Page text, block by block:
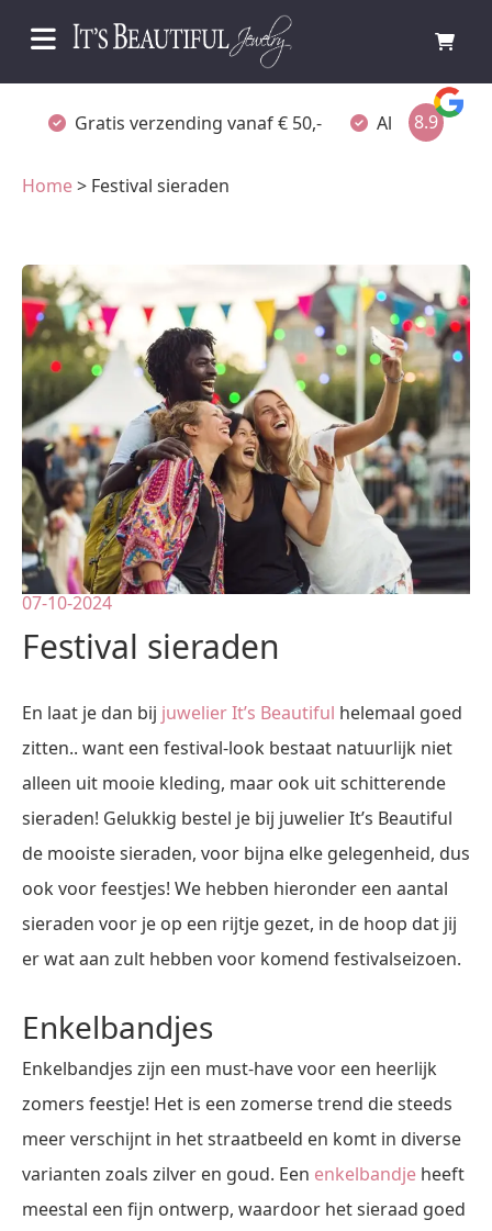
Gratis verzending vanaf € 50,- Altijd verpakt
8.9
Home> Festival sieraden
07-10-2024
Festival sieraden
En laat je dan bij juwelier It’s Beautiful helemaal goed
zitten.. want een festival-look bestaat natuurlijk niet
alleen uit mooie kleding, maar ook uit schitterende
sieraden! Gelukkig bestel je bij juwelier It’s Beautiful
de mooiste sieraden, voor bijna elke gelegenheid, dus
ook voor feestjes! We hebben hieronder een aantal
sieraden voor je op een rijtje gezet, in de hoop dat jij
er wat aan zult hebben voor komend festivalseizoen.
Enkelbandjes
Enkelbandjes zijn een must-have voor een heerlijk
zomers feestje! Het is een zomerse trend die steeds
meer verschijnt in het straatbeeld en komt in diverse
varianten zoals zilver en goud. Een enkelbandje heeft
meestal een fijn ontwerp, waardoor het sieraad goed